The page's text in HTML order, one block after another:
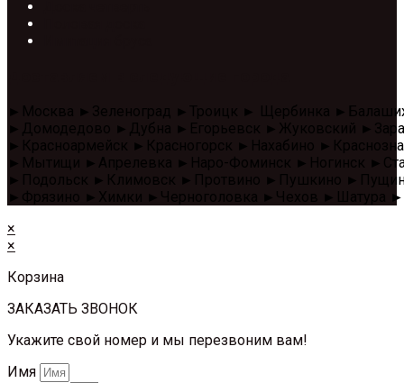
►Москва ►Зеленоград ►Троицк ► Щербинка
►Домодедово ►Дубна ►Егорьевск ►Жуковский
►Красноармейск ►Красногорск ►Нахабино
►Мытищи ►Апрелевка ►Наро-Фоминск ►Ногинск
►Подольск ►Климовск ►Протвино ►Пушкино
►Фрязино ►Химки ►Черноголовка ►Чехов ►Шатура
×
×
Корзина
ЗАКАЗАТЬ ЗВОНОК
Укажите свой номер и мы перезвоним вам!
Имя